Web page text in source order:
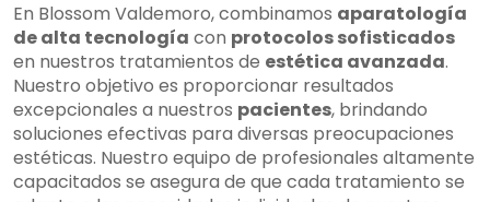
En Blossom Valdemoro, combinamos aparatología
de alta tecnología con protocolos sofisticados
en nuestros tratamientos de estética avanzada.
Nuestro objetivo es proporcionar resultados
excepcionales a nuestros pacientes, brindando
soluciones efectivas para diversas preocupaciones
estéticas. Nuestro equipo de profesionales altamente
capacitados se asegura de que cada tratamiento se